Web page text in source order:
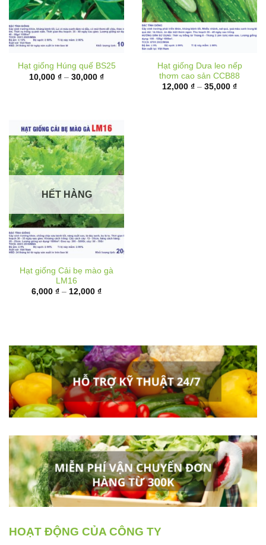
Hạt giống Húng quế BS25
10,000₫ – 30,000₫
giá:
từ
Hạt giống Dưa leo nếp
12,000₫ – 35,000₫Khoảng
giá:
từ
HẾT HÀNG
Hạt giống Cải bẹ mào gà
6,000 ₫ – 12,000₫ Khoảng
từ
Cập nhật liên tục và đầy đủ các tin tức hoạt động mới nhất